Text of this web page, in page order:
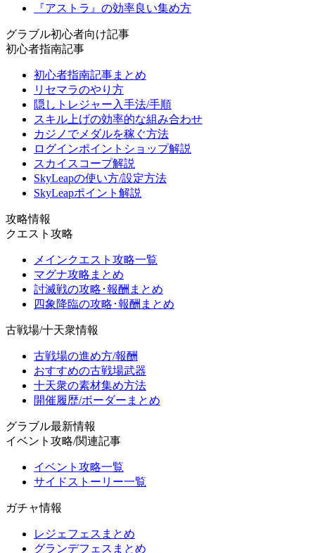
『アストラ』の効率良い集め方
グラブル初心者向け記事
初心者指南記事
初心者指南記事まとめ
リセマラのやり方
隠しトレジャー入手法/手順
スキル上げの効率的な組み合わせ
カジノでメダルを稼ぐ方法
ログインポイントショップ解説
スカイスコープ解説
SkyLeapの使い方/設定方法
SkyLeapポイント解説
攻略情報
クエスト攻略
メインクエスト攻略一覧
マグナ攻略まとめ
討滅戦の攻略･報酬まとめ
四象降臨の攻略･報酬まとめ
古戦場/十天衆情報
古戦場の進め方/報酬
おすすめの古戦場武器
十天衆の素材集め方法
開催履歴/ボーダーまとめ
グラブル最新情報
イベント攻略/関連記事
イベント攻略一覧
サイドストーリー一覧
ガチャ情報
レジェフェスまとめ
グランデフェスまとめ